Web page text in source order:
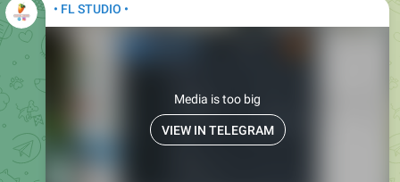
• FL STUDIO •
Media is too big
VIEW IN TELEGRAM